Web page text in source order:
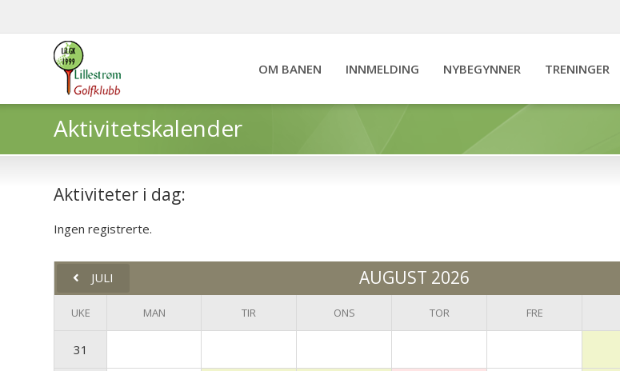
Aktivitetskalender
OM BANEN INNMELDING NYBEGYNNER TRENINGER
Aktiviteter i dag:
Ingen registrerte.
JULI AUGUST 2026
UKE MAN TIR ONS TOR FRE
31